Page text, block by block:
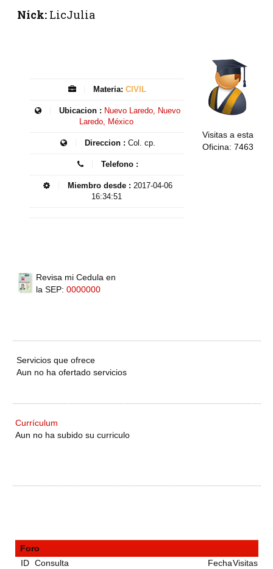
Nick:LicJulia
Materia: CIVIL
Ubicacion : Nuevo Laredo, Nuevo
Laredo, México
Direccion : Col. cp.
Telefono :
Miembro desde : 2017-04-06
16:34:51
Visitas a esta
Oficina: 7463
Revisa mi Cedula en
la SEP: 0000000
Servicios que ofrece
Aun no ha ofertado servicios
Currículum
Aun no ha subido su curriculo
Foro
ID Consulta FechaVisitas